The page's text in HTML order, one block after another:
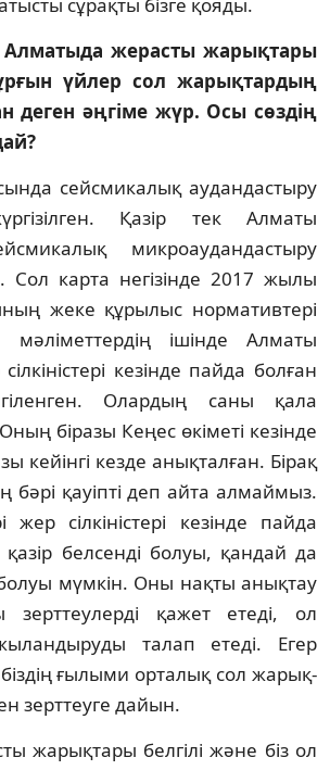
Алматыда жерасты жа­­рықтары
үйлер сол жарықтардың
деген әң­гіме жүр. Осы сөздің
сейсмикалық аудан­дас­тыру
Қазір тек Ал­маты
мик­роау­дандастыру
Сол карта негі­зін­де 2017 жылы
жеке құ­­­ры­лыс нормативтері
ішінде Алматы
кезінде пайда болған
Олардың саны қала
біразы Кеңес өкіметі кезінде
кейінгі кезде анықталған. Бірақ
бәрі қауіпті деп айта ал­май­мыз.
жер сілкіністері ке­зінде пай­да
қазір белсенді болуы, қандай да
болуы мүм­кін. Оны нақты анықтау
зерт­теулерді қажет етеді, ол
талап етеді. Егер
ғылыми орталық сол жарық­
зерттеуге дайын.
жарықтары белгілі жә­не біз ол